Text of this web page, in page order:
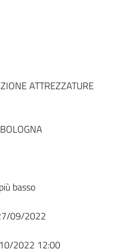
ATTREZZATURE
basso
09/2022
2022 12:00